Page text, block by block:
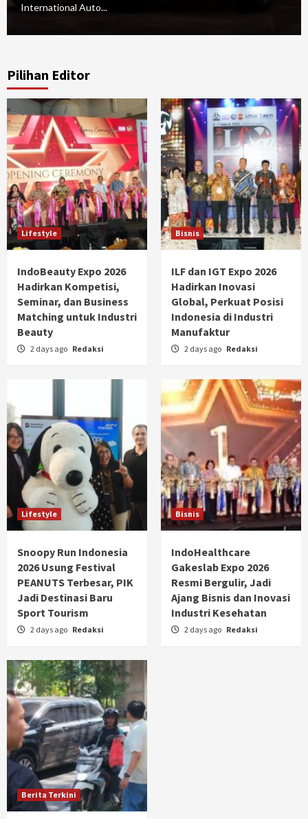
International Auto...
Pilihan Editor
Lifestyle
IndoBeauty Expo 2026
Hadirkan Kompetisi,
Seminar, dan Business
Matching untuk Industri
Beauty
2 days ago Redaksi
Bisnis
ILF dan IGT Expo 2026
Hadirkan Inovasi
Global, Perkuat Posisi
Indonesia di Industri
Manufaktur
2 days ago Redaksi
Lifestyle
Snoopy Run Indonesia
2026 Usung Festival
PEANUTS Terbesar, PIK
Jadi Destinasi Baru
Sport Tourism
2 days ago Redaksi
Bisnis
IndoHealthcare
Gakeslab Expo 2026
Resmi Bergulir, Jadi
Ajang Bisnis dan Inovasi
Industri Kesehatan
2 days ago Redaksi
Berita Terkini